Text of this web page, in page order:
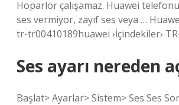
Hoparlör çalışamaz. Huawei
ses vermiyor, zayıf ses veya …
tr-tr00410189huawei ›İçindekiler›
Ses ayarı nereden
Başlat> Ayarlar> Sistem> Ses Ses